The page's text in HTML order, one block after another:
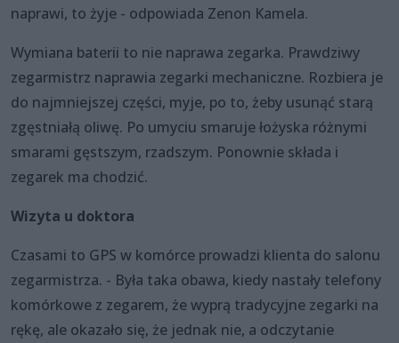
naprawi, to żyje - odpowiada Zenon Kamela.
Wymiana baterii to nie naprawa zegarka. Prawdziwy
zegarmistrz naprawia zegarki mechaniczne. Rozbiera je
do najmniejszej części, myje, po to, żeby usunąć starą
zgęstniałą oliwę. Po umyciu smaruje łożyska różnymi
smarami gęstszym, rzadszym. Ponownie składa i
zegarek ma chodzić.
Wizyta u doktora
Czasami to GPS w komórce prowadzi klienta do salonu
zegarmistrza. - Była taka obawa, kiedy nastały telefony
komórkowe z zegarem, że wyprą tradycyjne zegarki na
rękę, ale okazało się, że jednak nie, a odczytanie